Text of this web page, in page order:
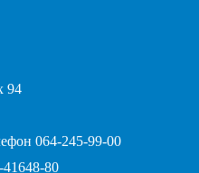
94
064-245-99-00
41648-80